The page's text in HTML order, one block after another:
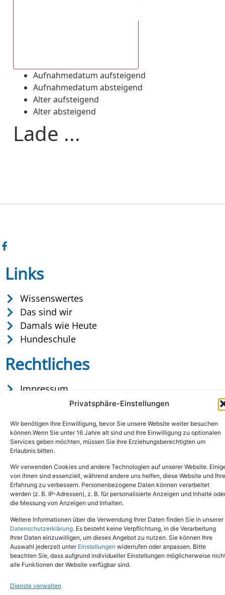
Privatsphäre-Einstellungen
Wir benötigen Ihre Einwilligung, bevor Sie unsere Website weiter besuchen
können.Wenn Sie unter 16 Jahre alt sind und Ihre Einwilligung zu optionalen
Services geben möchten, müssen Sie Ihre Erziehungsberechtigten um
Erlaubnis bitten.
Wir verwenden Cookies und andere Technologien auf unserer Website.
von ihnen sind essenziell, während andere uns helfen, diese Website und Ihre
Erfahrung zu verbessern. Personenbezogene Daten können verarbeitet
werden (z. B. IP-Adressen), z. B. für personalisierte Anzeigen und Inhalte
die Messung von Anzeigen und Inhalten.
Weitere Informationen über die Verwendung Ihrer Daten finden Sie in unserer
Datenschutzerklärung. Es besteht keine Verpflichtung, in die Verarbeitung
Ihrer Daten einzuwilligen, um dieses Angebot zu nutzen. Sie können Ihre
Auswahl jederzeit unter Einstellungen widerrufen oder anpassen. Bitte
beachten Sie, dass aufgrund individueller Einstellungen möglicherweise
alle Funktionen der Website verfügbar sind.
Dienste verwalten
Aufnahmedatum aufsteigend
Aufnahmedatum absteigend
Alter aufsteigend
Alter absteigend
Lade ...
Links
Wissenswertes
Das sind wir
Damals wie Heute
Hundeschule
Rechtliches
Impressum
Datenschutz
Copyright © 2024. Alle Rechte vorbehalten.
Tel.: (02651) - 77438info@tierheim-mayen.de
In der Pluns 1, 56727 Mayen